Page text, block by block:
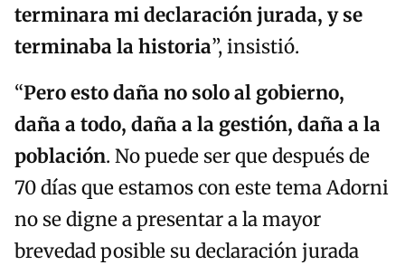
terminara mi declaración jurada, y se
terminaba la historia”, insistió.
“Pero esto daña no solo al gobierno,
daña a todo, daña a la gestión, daña a la
población. No puede ser que después de
70 días que estamos con este tema Adorni
no se digne a presentar a la mayor
brevedad posible su declaración jurada